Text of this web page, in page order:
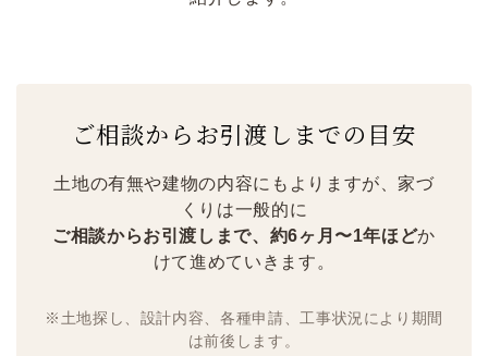
ご相談からお引渡しまでの目安
土地の有無や建物の内容にもよりますが、家づ
くりは一般的に
ご相談からお引渡しまで、約6ヶ月〜1年ほどか
けて進めていきます。
※土地探し、設計内容、各種申請、工事状況により期間
は前後します。